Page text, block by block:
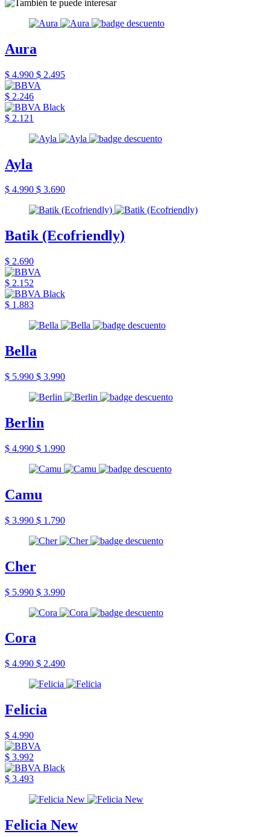
Aura
$ 4.990 $ 2.495
$ 2.246
$ 2.121
Ayla
$ 4.990 $ 3.690
Batik (Ecofriendly)
$ 2.690
$ 2.152
$ 1.883
Bella
$ 5.990 $ 3.990
Berlin
$ 4.990 $ 1.990
Camu
$ 3.990 $ 1.790
Cher
$ 5.990 $ 3.990
Cora
$ 4.990 $ 2.490
Felicia
$ 4.990
$ 3.992
$ 3.493
Felicia New